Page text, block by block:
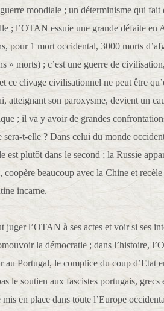
mondiale ; un déterminisme qui fait
; l’OTAN essuie une grande défaite en
pour 1 mort occidental, 3000 morts
» morts) ; c’est une guerre de
ce clivage civilisationnel ne peut être
atteignant son paroxysme, devient un
; il va y avoir de grandes
sera-t-elle ? Dans celui du monde
est plutôt dans le second ; la Russie
coopère beaucoup avec la Chine et
incarne.
l’OTAN à ses actes et voir si ses
la démocratie ; dans l’histoire,
au Portugal, le complice du coup
le soutien aux fascistes portugais,
en place dans toute l’Europe